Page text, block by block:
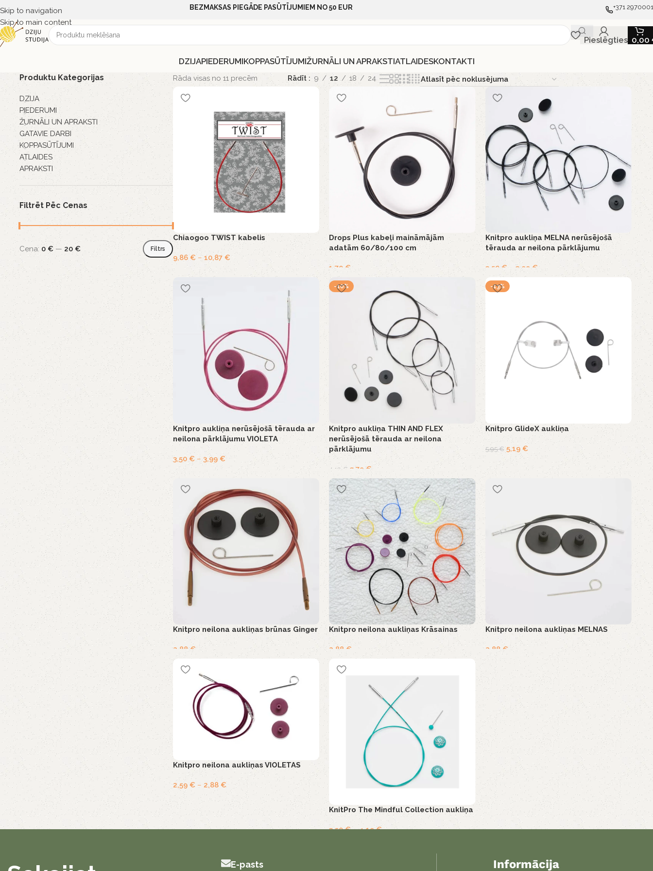
Skip to navigation
Skip to main content
BEZMAKSAS PIEGĀDE PASŪTĪJUMIEM NO 50 EUR +371
Pieslēgties 0,00
DZIJAPIEDERUMIKOPPASŪTĪJUMIŽURNĀLI UN APRAKSTIATLAIDESKONTAKTI
Produktu Kategorijas
DZIJA
PIEDERUMI
ŽURNĀLI UN APRAKSTI
GATAVIE DARBI
KOPPASŪTĪJUMI
ATLAIDES
APRAKSTI
Filtrēt Pēc Cenas
Filtrs
Cena: 0 € — 20 €
Rāda visas no 11 precēm Rādīt 9 12 18 24
Chiaogoo TWIST kabelis
9,86€ – 10,87 €
Drops Plus kabeļi maināmājām
adatām 60/80/100 cm
1,70€
Knitpro aukliņa MELNA nerūsējošā
tērauda ar neilona pārklājumu
3,50€ – 3,99€
Knitpro aukliņa nerūsējošā tērauda ar
neilona pārklājumu VIOLETA
3,50 € – 3,99 €
-10%
Knitpro aukliņa THIN AND FLEX
nerūsējošā tērauda ar neilona
pārklājumu
4,19€ 3,79€
-13%
Knitpro GlideX aukliņa
5,95€ 5,19 €
Knitpro neilona aukliņas brūnas Ginger
2,88€
Knitpro neilona aukliņas Krāsainas
2,88 €
Knitpro neilona aukliņas MELNAS
2,88 €
Knitpro neilona aukliņas VIOLETAS
2,59 € – 2,88 €
KnitPro The Mindful Collection aukliņa
3,50€ – 4,19€
E-pasts Informācija